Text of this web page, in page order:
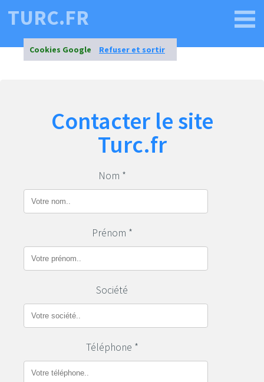
Cookies Google Refuser et sortir
TURC.FR
Contacter le site
Turc.fr
Nom *
Prénom *
Société
Téléphone *